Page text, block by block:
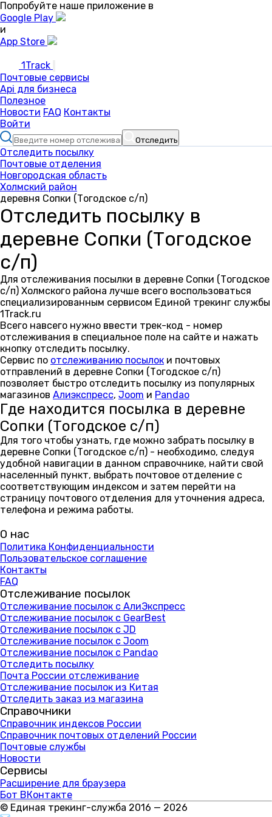
Попробуйте наше приложение в
Google Play
и
App Store
1Track
Почтовые сервисы
Api для бизнеса
Полезное
Новости FAQ Контакты
Войти
Отследить
Отследить посылку
Почтовые отделения
Новгородская область
Холмский район
деревня Сопки (Тогодское с/п)
Отследить посылку в
деревне Сопки (Тогодское
с/п)
Для отслеживания посылки в деревне Сопки (Тогодское
с/п) Холмского района лучше всего воспользоваться
специализированным сервисом Единой трекинг службы
1Track.ru
Всего навсего нужно ввести трек-код - номер
отслеживания в специальное поле на сайте и нажать
кнопку отследить посылку.
Сервис по отслеживанию посылок и почтовых
отправлений в деревне Сопки (Тогодское с/п)
позволяет быстро отследить посылку из популярных
магазинов Алиэкспресс, Joom и Pandao
Где находится посылка в деревне
Сопки (Тогодское с/п)
Для того чтобы узнать, где можно забрать посылку в
деревне Сопки (Тогодское с/п) - необходимо, следуя
удобной навигации в данном справочнике, найти свой
населенный пункт, выбрать почтовое отделение с
соответствующим индексом и затем перейти на
страницу почтового отделения для уточнения адреса,
телефона и режима работы.
О нас
Политика Конфиденциальности
Пользовательское соглашение
Контакты
FAQ
Отслеживание посылок
Отслеживание посылок с АлиЭкспресс
Отслеживание посылок с GearBest
Отслеживание посылок с JD
Отслеживание посылок с Joom
Отслеживание посылок с Pandao
Отследить посылку
Почта России отслеживание
Отслеживание посылок из Китая
Отследить заказ из магазина
Справочники
Справочник индексов России
Справочник почтовых отделений России
Почтовые службы
Новости
Сервисы
Расширение для браузера
Бот ВКонтакте
© Единая трекинг-служба 2016 — 2026